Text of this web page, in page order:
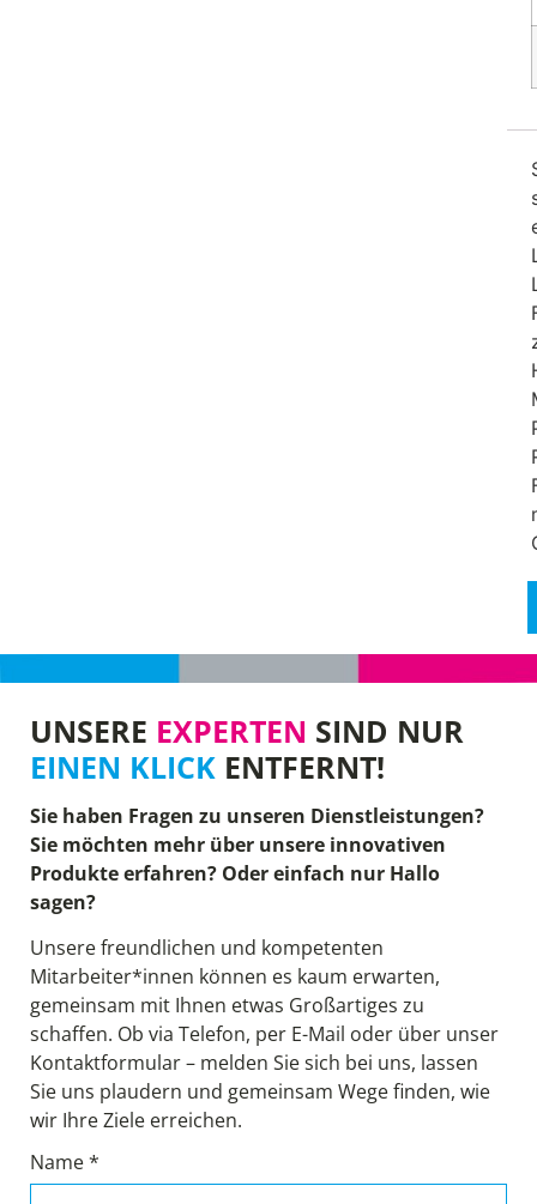
UNSERE EXPERTEN SIND NUR
EINEN KLICK ENTFERNT!
Sie haben Fragen zu unseren Dienstleistungen?
Sie möchten mehr über unsere innovativen
Produkte erfahren? Oder einfach nur Hallo
sagen?
Unsere freundlichen und kompetenten
Mitarbeiter*innen können es kaum erwarten,
gemeinsam mit Ihnen etwas Großartiges zu
schaffen. Ob via Telefon, per E-Mail oder über unser
Kontaktformular – melden Sie sich bei uns, lassen
Sie uns plaudern und gemeinsam Wege finden, wie
wir Ihre Ziele erreichen.
Name *